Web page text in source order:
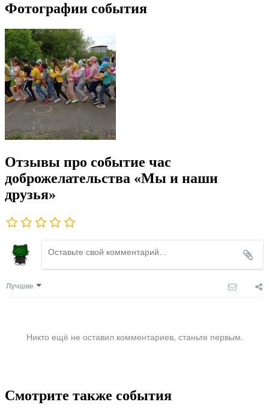
Фотографии события
Отзывы про событие час
доброжелательства «Мы и наши
друзья»
Лучшие
Никто ещё не оставил комментариев, станьте первым.
Смотрите также события